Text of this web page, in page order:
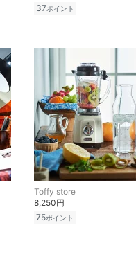
37ポイント
Toffy store
8,250円
75ポイント